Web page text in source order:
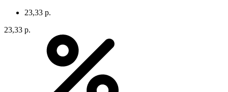
23,33 р.
23,33 р.